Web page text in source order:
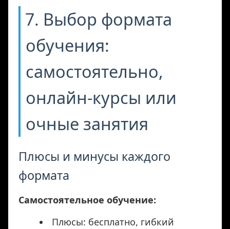
7. Выбор формата
обучения:
самостоятельно,
онлайн-курсы или
очные занятия
Плюсы и минусы каждого
формата
Самостоятельное обучение:
Плюсы: бесплатно, гибкий